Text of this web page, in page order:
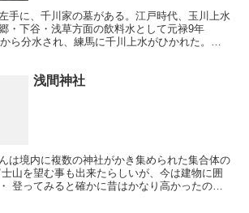
手に、千川家の墓がある。江戸時代、玉川上水
・下谷・浅草方面の飲料水として元禄9年
ら分水され、練馬に千川上水がひかれた。途
浅間神社
は境内に複数の神社がかき集められた集合体の
山を望む事も出来たらしいが、今は建物に囲
登ってみると確かに昔はかなり高かったのだ